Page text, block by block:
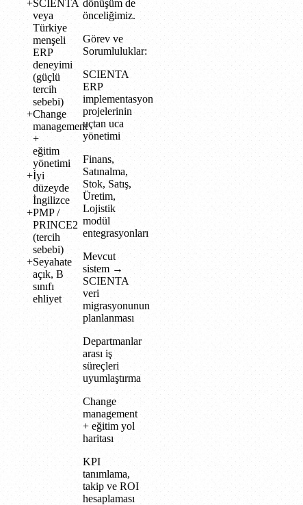
SCIENTA
veya
Türkiye
menşeli
ERP
deneyimi
(güçlü
tercih
sebebi)
Change
management
+
eğitim
yönetimi
İyi
düzeyde
İngilizce
PMP /
PRINCE2
(tercih
sebebi)
Seyahate
açık, B
sınıfı
ehliyet
dönüşüm de
önceliğimiz.
Görev ve
Sorumluluklar:
SCIENTA
ERP
implementasyon
projelerinin
uçtan uca
yönetimi
Finans,
Satınalma,
Stok, Satış,
Üretim,
Lojistik
modül
entegrasyonları
Mevcut
sistem →
SCIENTA
veri
migrasyonunun
planlanması
Departmanlar
arası iş
süreçleri
uyumlaştırma
Change
management
+ eğitim yol
haritası
KPI
tanımlama,
takip ve ROI
hesaplaması